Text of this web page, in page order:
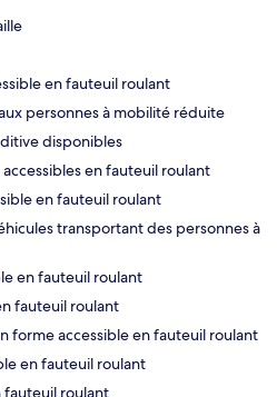
en fauteuil roulant
personnes à mobilité réduite
disponibles
en fauteuil roulant
en fauteuil roulant
transportant des personnes à
en fauteuil roulant
fauteuil roulant
forme accessible en fauteuil roulant
en fauteuil roulant
fauteuil roulant